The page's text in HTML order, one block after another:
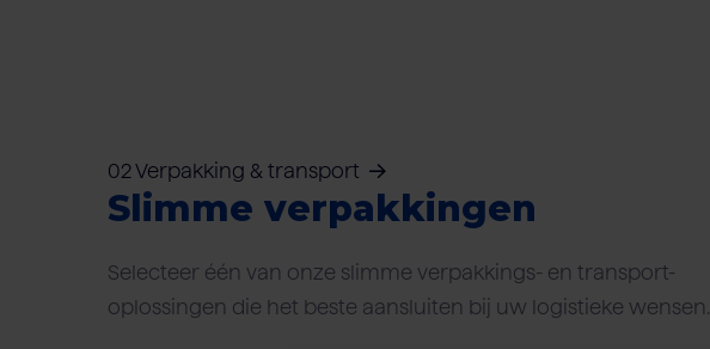
02 Verpakking & transport
Slimme verpakkingen
Selecteer één van onze slimme verpakkings- en transport-
oplossingen die het beste aansluiten bij uw logistieke wensen.